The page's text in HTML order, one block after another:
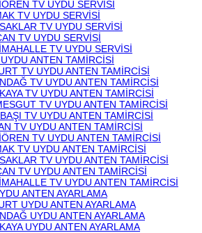
TV UYDU SERVİSİ
TV UYDU SERVİSİ
TV UYDU SERVİSİ
TV UYDU SERVİSİ
TV UYDU SERVİSİ
ANTEN TAMİRCİSİ
TV UYDU ANTEN TAMİRCİSİ
TV UYDU ANTEN TAMİRCİSİ
TV UYDU ANTEN TAMİRCİSİ
TV UYDU ANTEN TAMİRCİSİ
TV UYDU ANTEN TAMİRCİSİ
TV UYDU ANTEN TAMİRCİSİ
TV UYDU ANTEN TAMİRCİSİ
TV UYDU ANTEN TAMİRCİSİ
TV UYDU ANTEN TAMİRCİSİ
TV UYDU ANTEN TAMİRCİSİ
TV UYDU ANTEN TAMİRCİSİ
ANTEN AYARLAMA
UYDU ANTEN AYARLAMA
UYDU ANTEN AYARLAMA
UYDU ANTEN AYARLAMA